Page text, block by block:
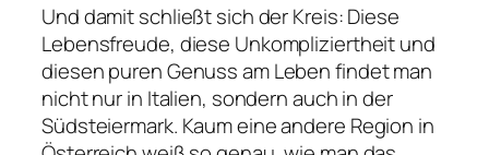
Und damit schließt sich der Kreis: Diese
Lebensfreude, diese Unkompliziertheit und
diesen puren Genuss am Leben findet man
nicht nur in Italien, sondern auch in der
Südsteiermark. Kaum eine andere Region in